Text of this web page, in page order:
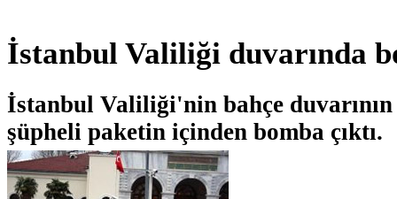
İstanbul Valiliği duvarında
İstanbul Valiliği'nin bahçe duvarının
şüpheli paketin içinden bomba çıktı.